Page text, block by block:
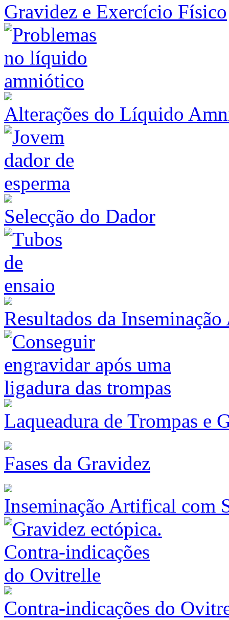
Gravidez e Exercício Físico
Alterações do Líquido
Selecção do Dador
Resultados da
Laqueadura de Trompas e
Fases da Gravidez
Inseminação Artifical com
Contra-indicações do